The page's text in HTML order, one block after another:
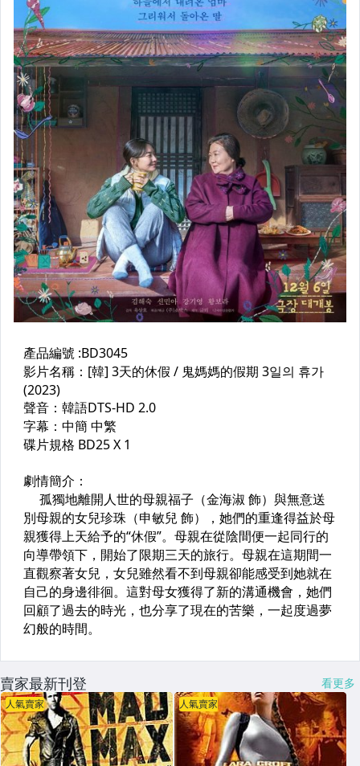
26年7月開始更新電影+影集
UHD 4K藍光電影
賣家最新刊登 看更多
人氣賣家 人氣賣家